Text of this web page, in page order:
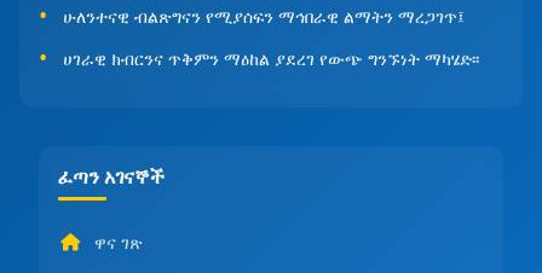
ሁለንተናዊ ብልጽግናን የሚያሰፍን ማኅበራዊ ልማትን ማረጋገጥ፤
ሀገራዊ ክብርንና ጥቅምን ማዕከል ያደረገ የውጭ ግንኙነት ማካሄድ፡፡
ፈጣን አገናኞች
ዋና ገጽ